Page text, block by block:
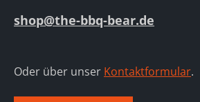
shop@the-bbq-bear.de
Oder über unser Kontaktformular.